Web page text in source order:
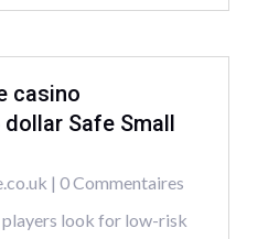
casino
Safe Small
| 0 Commentaires
look for low-risk